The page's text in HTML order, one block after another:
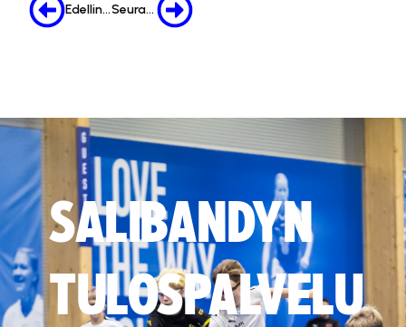
Edellinen Seuraava
SALIBANDYN
TULOSPALVELU